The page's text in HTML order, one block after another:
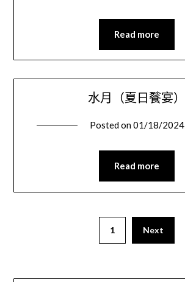
Read more
水月（夏日餮宴）
Posted on01/18/2024
Read more
1 Next